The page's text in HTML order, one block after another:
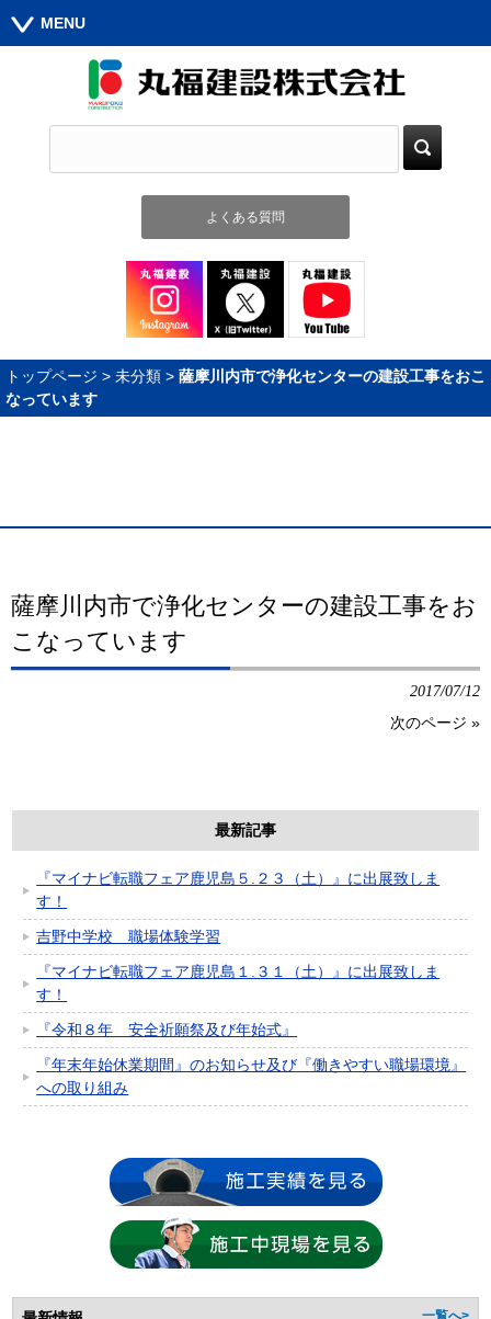
MENU
よくある質問
トップページ > 未分類 > 薩摩川内市で浄化センターの建設工事をおこ
なっています
薩摩川内市で浄化センターの建設工事をお
こなっています
2017/07/12
次のページ »
最新記事
『マイナビ転職フェア鹿児島５.２３（土）』に出展致しま
す！
吉野中学校 職場体験学習
『マイナビ転職フェア鹿児島１.３１（土）』に出展致しま
す！
『令和８年 安全祈願祭及び年始式』
『年末年始休業期間』のお知らせ及び『働きやすい職場環境』
への取り組み
一覧へ>